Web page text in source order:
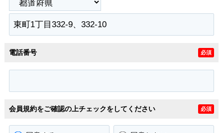
電話番号 必須
会員規約をご確認の上チェックをしてください 必須